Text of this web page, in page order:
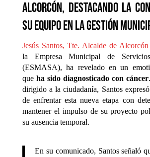
Alcorcón, destacando la
su equipo en la gestión
Jesús Santos, Tte. Alcalde de Alcorcón
la Empresa Municipal de
(ESMASA), ha revelado en un
que ha sido diagnosticado con cáncer
dirigido a la ciudadanía, Santos
de enfrentar esta nueva etapa con
mantener el impulso de su proyecto
su ausencia temporal.
En su comunicado, Santos señaló